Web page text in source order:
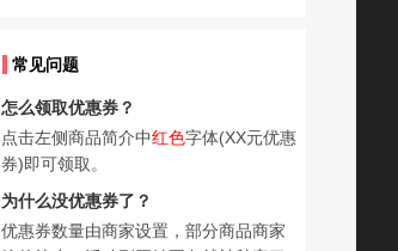
常见问题
怎么领取优惠券？
点击左侧商品简介中红色字体(XX元优惠
券)即可领取。
为什么没优惠券了？
优惠券数量由商家设置，部分商品商家